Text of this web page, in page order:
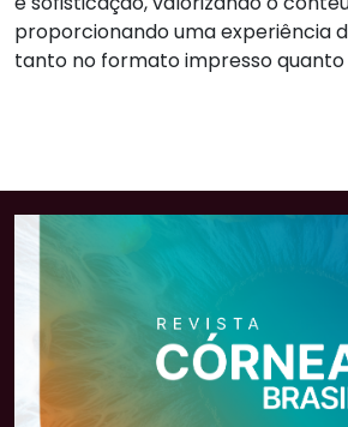
proporcionando uma experiência
tanto no formato impresso quanto